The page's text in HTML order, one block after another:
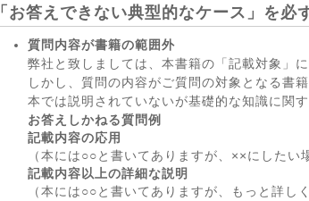
「お答えできない典型的なケース」を必
質問内容が書籍の範囲外
弊社と致しましては、本書籍の「記載対象」
しかし、質問の内容がご質問の対象となる書
本では説明されていないが基礎的な知識に関
お答えしかねる質問例
記載内容の応用
（本には○○と書いてありますが、××にしたい
記載内容以上の詳細な説明
（本には○○と書いてありますが、もっと詳し